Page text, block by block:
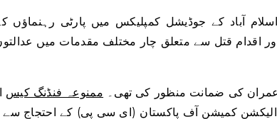
آباد کے جوڈیشل کمپلیکس میں پارٹی رہنماؤں
اقدام قتل سے متعلق چار مختلف مقدمات میں
عمران کی ضمانت منظور کی تھی۔ ممنوعہ فنڈنگ ​​کیس
کمیشن آف پاکستان (ای سی پی) کے احتجاج